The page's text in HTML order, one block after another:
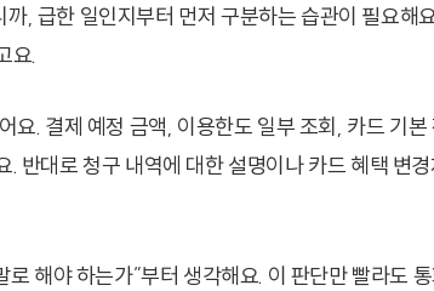
, 급한 일인지부터 먼저 구분하는 습관이 필요해
요.
요. 결제 예정 금액, 이용한도 일부 조회, 카드 기본
반대로 청구 내역에 대한 설명이나 카드 혜택 변
해야 하는가”부터 생각해요. 이 판단만 빨라도